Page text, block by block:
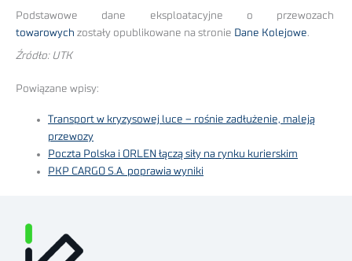
Podstawowe dane eksploatacyjne o przewozach
towarowych zostały opublikowane na stronie Dane Kolejowe.
Źródło: UTK
Powiązane wpisy:
Transport w kryzysowej luce – rośnie zadłużenie, maleją
przewozy
Poczta Polska i ORLEN łączą siły na rynku kurierskim
PKP CARGO S.A. poprawia wyniki